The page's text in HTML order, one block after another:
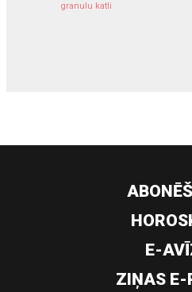
granulu katli
E-
ZIŅAS E-